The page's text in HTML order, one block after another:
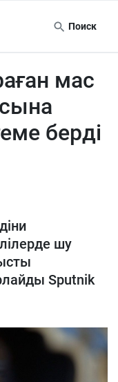
Поиск
мас
берді
шу
Sputnik